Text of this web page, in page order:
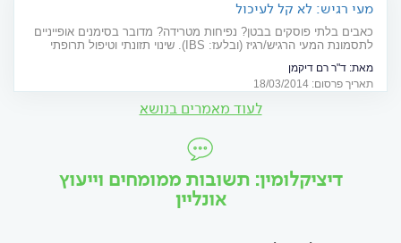
מעי רגיש: לא קל לעיכול
כאבים בלתי פוסקים בבטן? נפיחות מטרידה? מדובר בסימנים אופייניים
לתסמונת המעי הרגיש/רגיז (ובלעז: IBS). שינוי תזונתי וטיפול תרופתי
מאת: ד"ר רם דיקמן
תאריך פרסום: 18/03/2014
לעוד מאמרים בנושא
דיציקלומין: תשובות ממומחים וייעוץ
אונליין